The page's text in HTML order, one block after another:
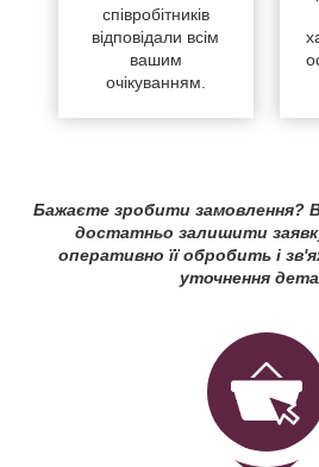
співробітників
відповідали всім
вашим
очікуванням.
Бажаєте зробити замовлення?
достатньо залишити
оперативно її обробить і
уточнення